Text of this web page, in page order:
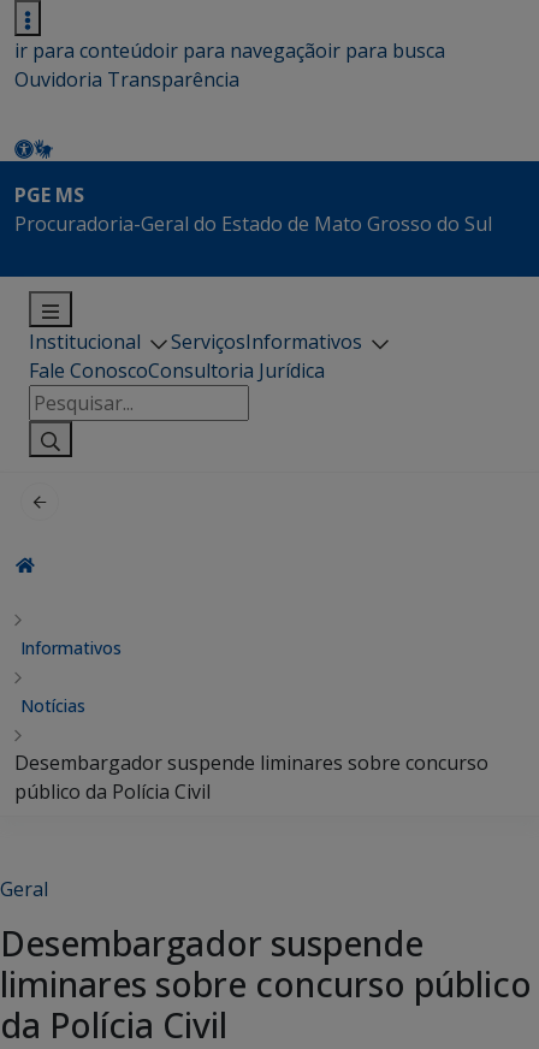
ir para conteúdoir para navegaçãoir para busca
Ouvidoria Transparência
PGE MS
Procuradoria-Geral do Estado de Mato Grosso do Sul
Institucional ServiçosInformativos
Fale ConoscoConsultoria Jurídica
Pesquisar
por:
Informativos
Notícias
Desembargador suspende liminares sobre concurso
público da Polícia Civil
Geral
Desembargador suspende
liminares sobre concurso público
da Polícia Civil